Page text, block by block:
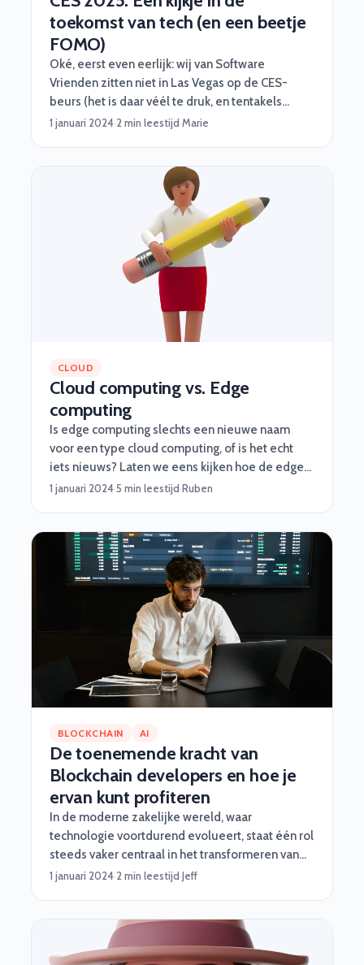
toekomst van tech (en een beetje
FOMO)
Oké, eerst even eerlijk: wij van Software
Vrienden zitten niet in Las Vegas op de CES-
beurs (het is daar véél te druk, en tentakels
passen niet lekker in vliegtuigen). Maar dat
gepresenteerd wordt. CES is dé plek waar
techbedrijven hun coolste snufjes laten zien, en
wij hebben alvast de highlights voor je op een rij
gezet. Want hé, FOMO is real.
1 januari 2024·2 min leestijd·Marie
CLOUD
Cloud computing vs. Edge
computing
Is edge computing slechts een nieuwe naam
voor een type cloud computing, of is het echt
iets nieuws? Laten we eens kijken hoe de edge-
benadering werkt, waarvoor edge zinvol is en
1 januari 2024·5 min leestijd·Ruben
BLOCKCHAIN AI
De toenemende kracht van
Blockchain developers en hoe je
ervan kunt profiteren
In de moderne zakelijke wereld, waar
technologie voortdurend evolueert, staat één rol
steeds vaker centraal in het transformeren van
bedrijfsprocessen en het creëren van nieuwe
vormgeven van de toekomst van organisaties
door middel van innovatieve technologieën en
1 januari 2024·2 min leestijd·Jeff